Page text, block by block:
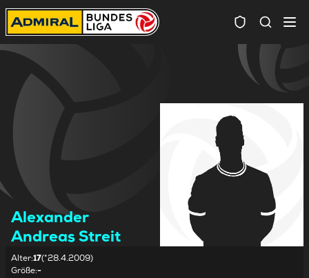
Alexander
Andreas Streit
Alter:17(*28.4.2009)
Größe:-